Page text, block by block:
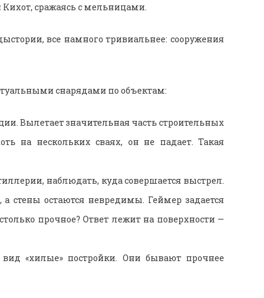
Кихот, сражаясь с мельницами.
все намного тривиальнее: сооружения
снарядами по объектам:
Вылетает значительная часть строительных
на нескольких сваях, он не падает. Такая
наблюдать, куда совершается выстрел.
стены остаются невредимы. Геймер задается
прочное? Ответ лежит на поверхности —
«хилые» постройки. Они бывают прочнее